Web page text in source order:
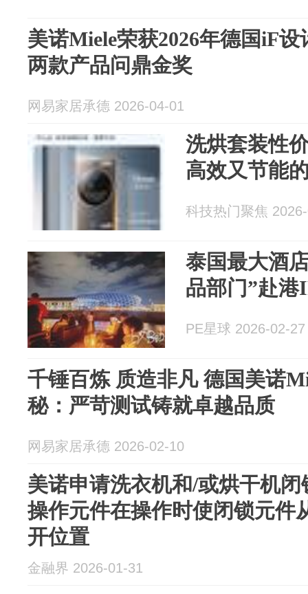
美诺Miele荣获2026年德国iF
两款产品问鼎金奖
网易家居承德 2026-04-01
洗烘套装性
高效又节能
科技热门聚焦
泰国最大酒
品部门”赴港
PE星球 2026-02-27
千锤百炼 质造非凡 德国美诺
秘：严苛测试铸就卓越品质
网易家居承德 2026-02-10
美诺申请洗衣机和/或烘干机
操作元件在操作时使闭锁元件
开位置
金融界 2026-01-31